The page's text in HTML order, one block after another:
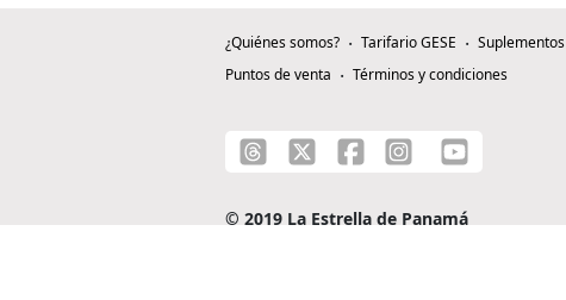
¿Quiénes somos? Tarifario GESE Suplementos
Puntos de venta
Términos y condiciones
© 2019 La Estrella de Panamá